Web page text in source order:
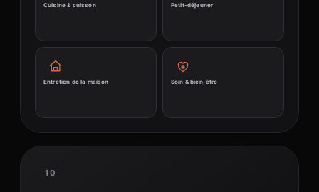
Cuisine & cuisson Petit-déjeuner
Entretien de la maison Soin & bien-être
10